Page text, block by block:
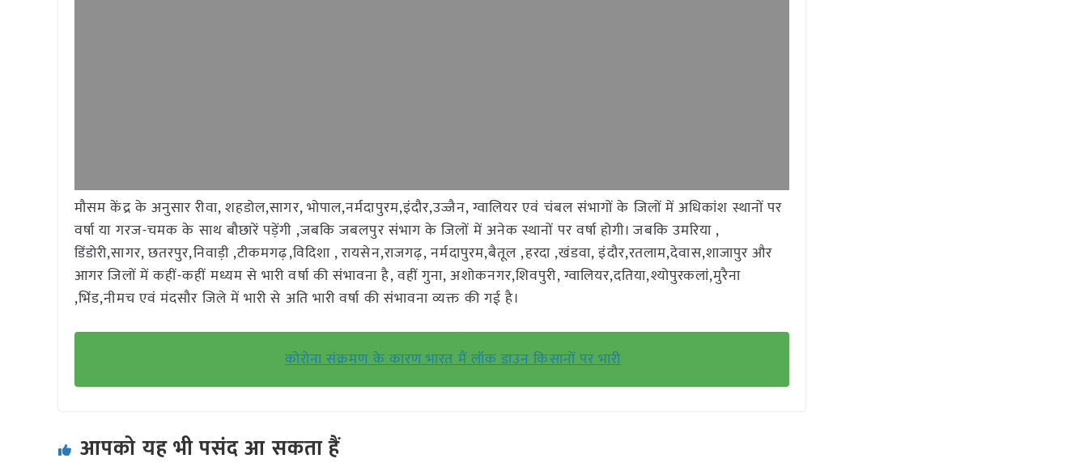
मौसम केंद्र के अनुसार रीवा, शहडोल,सागर, भोपाल,नर्मदापुरम,इंदौर,उज्जैन, ग्वालियर एवं चंबल संभागों के जिलों में अधिकांश स्थानों पर
वर्षा या गरज-चमक के साथ बौछारें पड़ेंगी ,जबकि जबलपुर संभाग के जिलों में अनेक स्थानों पर वर्षा होगी। जबकि उमरिया ,
डिंडोरी,सागर, छतरपुर,निवाड़ी ,टीकमगढ़,विदिशा , रायसेन,राजगढ़, नर्मदापुरम,बैतूल ,हरदा ,खंडवा, इंदौर,रतलाम,देवास,शाजापुर और
आगर जिलों में कहीं-कहीं मध्यम से भारी वर्षा की संभावना है, वहीं गुना, अशोकनगर,शिवपुरी, ग्वालियर,दतिया,श्योपुरकलां,मुरैना
,भिंड,नीमच एवं मंदसौर जिले में भारी से अति भारी वर्षा की संभावना व्यक्त की गई है।
कोरोना संक्रमण के कारण भारत मैं लॉक डाउन किसानों पर भारी
आपको यह भी पसंद आ सकता हैं